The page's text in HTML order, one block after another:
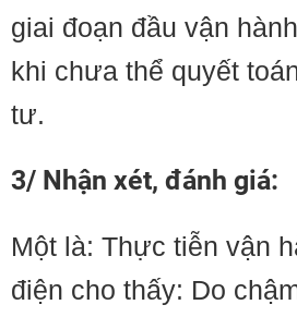
giai đoạn đầu vận
khi chưa thể quyết
tư.
3/ Nhận xét, đánh giá:
Một là: Thực tiễn vận
điện cho thấy: Do